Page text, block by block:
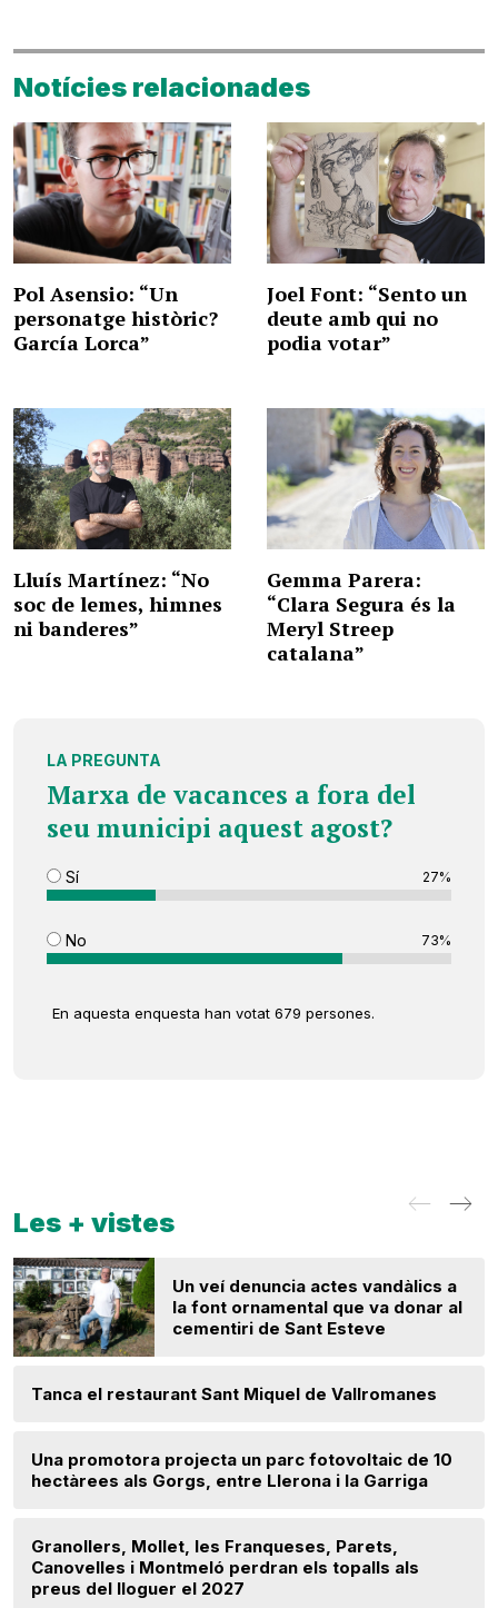
Notícies relacionades
Pol Asensio: “Un
personatge històric?
García Lorca”
Joel Font: “Sento un
deute amb qui no
podia votar”
Lluís Martínez: “No
soc de lemes, himnes
ni banderes”
Gemma Parera:
“Clara Segura és la
Meryl Streep
catalana”
LA PREGUNTA
Marxa de vacances a fora del
seu municipi aquest agost?
Sí 27%
No 73%
En aquesta enquesta han votat 679 persones.
Les + vistes
Un veí denuncia actes vandàlics a
la font ornamental que va donar al
cementiri de Sant Esteve
Tanca el restaurant Sant Miquel de Vallromanes
Una promotora projecta un parc fotovoltaic de 10
hectàrees als Gorgs, entre Llerona i la Garriga
Granollers, Mollet, les Franqueses, Parets,
Canovelles i Montmeló perdran els topalls als
preus del lloguer el 2027